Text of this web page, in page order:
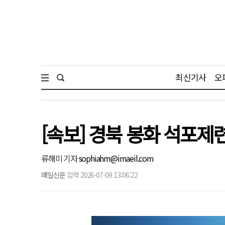
최신기사 오
[속보] 경북 봉화 석포
류해미 기자sophiahm@imaeil.com
매일신문 입력 2026-07-09 13:06:22